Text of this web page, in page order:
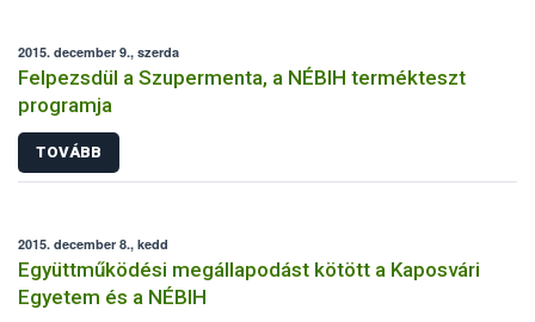
2015. december 9., szerda
Felpezsdül a Szupermenta, a NÉBIH termékteszt
programja
TOVÁBB
2015. december 8., kedd
Együttműködési megállapodást kötött a Kaposvári
Egyetem és a NÉBIH